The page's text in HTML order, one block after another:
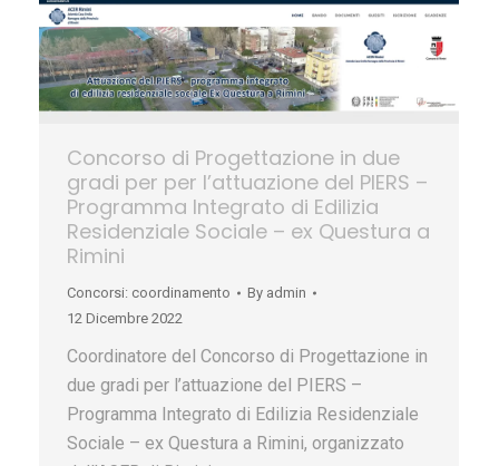
Concorso di Progettazione in due
gradi per per l’attuazione del PIERS –
Programma Integrato di Edilizia
Residenziale Sociale – ex Questura a
Rimini
Concorsi: coordinamento By admin
12 Dicembre 2022
Coordinatore del Concorso di Progettazione in
due gradi per l’attuazione del PIERS –
Programma Integrato di Edilizia Residenziale
Sociale – ex Questura a Rimini, organizzato